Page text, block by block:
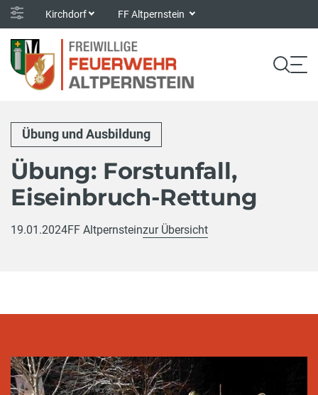
Kirchdorf FF Altpernstein
Übung und Ausbildung
Übung: Forstunfall,
Eiseinbruch-Rettung
19.01.2024FF Altpernsteinzur Übersicht